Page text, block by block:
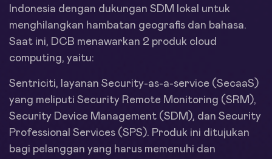
Indonesia dengan dukungan SDM lokal untuk
menghilangkan hambatan geografis dan bahasa.
Saat ini, DCB menawarkan 2 produk cloud
computing, yaitu:
Sentriciti, layanan Security-as-a-service (SecaaS)
yang meliputi Security Remote Monitoring (SRM),
Security Device Management (SDM), dan Security
Professional Services (SPS). Produk ini ditujukan
bagi pelanggan yang harus memenuhi dan